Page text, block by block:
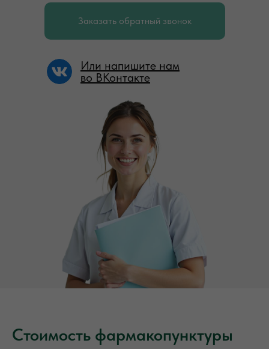
Или напишите нам
во ВКонтакте
Заказать обратный звонок
Стоимость фармакопунктуры